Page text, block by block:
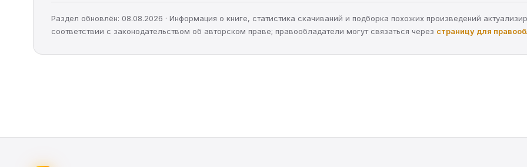
Раздел обновлён: 08.08.2026 · Информация о книге, статистика скачиваний и подборка похожих произведений
соответствии с законодательством об авторском праве; правообладатели могут связаться через страницу для